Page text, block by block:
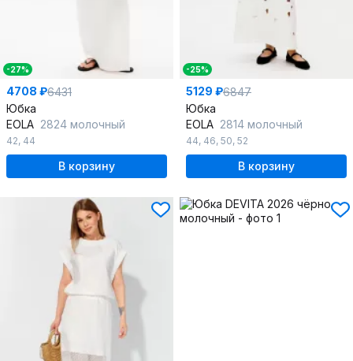
-27%
4708 ₽6431
Юбка
EOLA 2824 молочный
42, 44
В корзину
-25%
5129 ₽6847
Юбка
EOLA 2814 молочный
44, 46, 50, 52
В корзину